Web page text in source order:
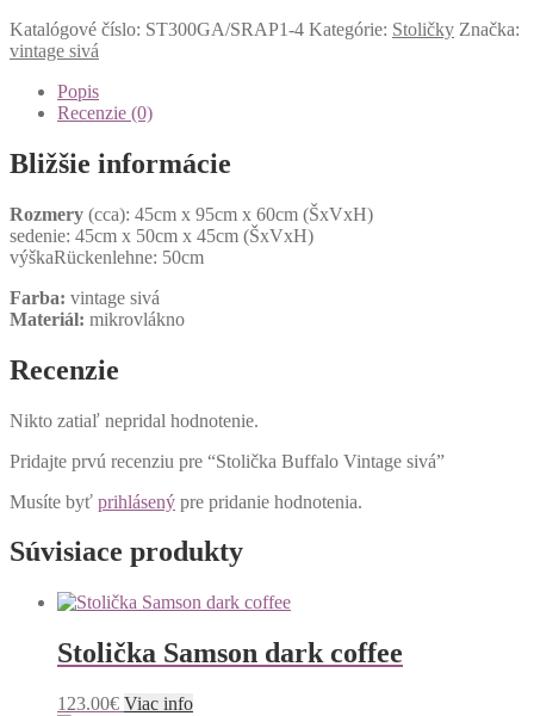
Katalógové číslo: ST300GA/SRAP1-4 Kategórie: Stoličky Značka:
vintage sivá
Popis
Recenzie (0)
Bližšie informácie
Rozmery (cca): 45cm x 95cm x 60cm (ŠxVxH)
sedenie: 45cm x 50cm x 45cm (ŠxVxH)
výškaRückenlehne: 50cm
Farba: vintage sivá
Materiál: mikrovlákno
Recenzie
Nikto zatiaľ nepridal hodnotenie.
Pridajte prvú recenziu pre “Stolička Buffalo Vintage sivá”
Musíte byť prihlásený pre pridanie hodnotenia.
Súvisiace produkty
Stolička Samson dark coffee
123.00€ Viac info